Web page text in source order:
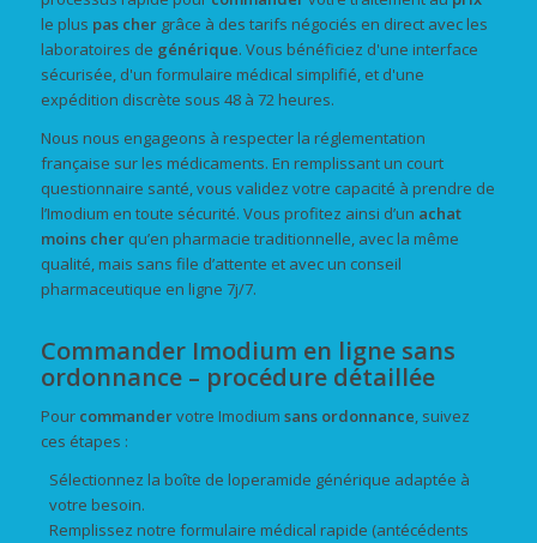
le plus pas chergrâce à des tarifs négociés en direct avec les
laboratoires de générique. Vous bénéficiez d'une interface
sécurisée, d'un formulaire médical simplifié, et d'une
expédition discrète sous 48 à 72 heures.
Nous nous engageons à respecter la réglementation
française sur les médicaments. En remplissant un court
questionnaire santé, vous validez votre capacité à prendre de
l’Imodium en toute sécurité. Vous profitez ainsi d’un achat
moins cherqu’en pharmacie traditionnelle, avec la même
qualité, mais sans file d’attente et avec un conseil
pharmaceutique en ligne 7j/7.
Commander Imodium en ligne sans
ordonnance – procédure détaillée
Pour commandervotre Imodium sans ordonnance, suivez
ces étapes :
Sélectionnez la boîte de loperamide générique adaptée à
votre besoin.
Remplissez notre formulaire médical rapide (antécédents